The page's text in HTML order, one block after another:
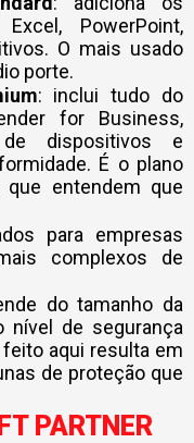
PowerPoint,
O mais usado
porte.
: inclui tudo do
for Business,
de dispositivos e
É o plano
entendem que
para empresas
complexos de
do tamanho da
nível de segurança
aqui resulta em
de proteção que
PARTNER